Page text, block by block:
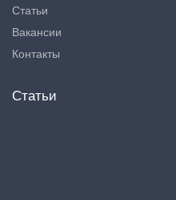
Статьи
Вакансии
Контакты
Статьи